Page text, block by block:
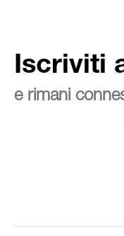
Iscriviti
e rimani